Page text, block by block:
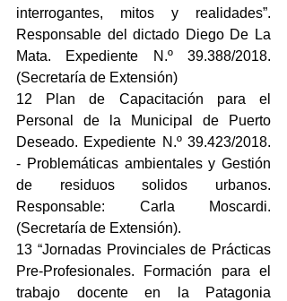
interrogantes, mitos y realidades”.
Responsable del dictado Diego De La
Mata. Expediente N.º 39.388/2018.
(Secretaría de Extensión)
12 Plan de Capacitación para el
Personal de la Municipal de Puerto
Deseado. Expediente N.º 39.423/2018.
- Problemáticas ambientales y Gestión
de residuos solidos urbanos.
Responsable: Carla Moscardi.
(Secretaría de Extensión).
13 “Jornadas Provinciales de Prácticas
Pre-Profesionales. Formación para el
trabajo docente en la Patagonia